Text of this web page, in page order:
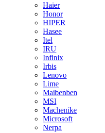
Haier
Honor
HIPER
Hasee
Itel
IRU
Infinix
Irbis
Lenovo
Lime
Maibenben
MSI
Machenike
Microsoft
Nerpa